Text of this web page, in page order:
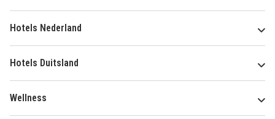
Hotels Nederland
Hotels Duitsland
Wellness